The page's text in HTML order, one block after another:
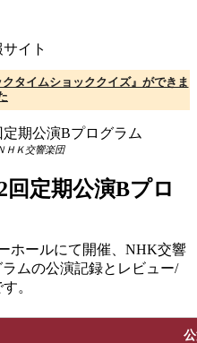
イト
タイムショッククイズ』ができま
ＨＫ交響楽団
定期公演Bプロ
ホールにて開催、NHK交響
ムの公演記録とレビュー/
。